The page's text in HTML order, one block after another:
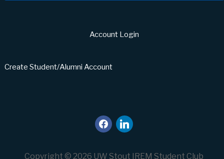
Account Login
Create Student/Alumni Account
facebook
linkedin
Copyright © 2026 UW Stout IREM Student Club